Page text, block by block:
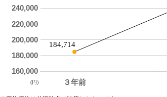
３年前
160,000
180,000
200,000
220,000
240,000
184,714
(円)